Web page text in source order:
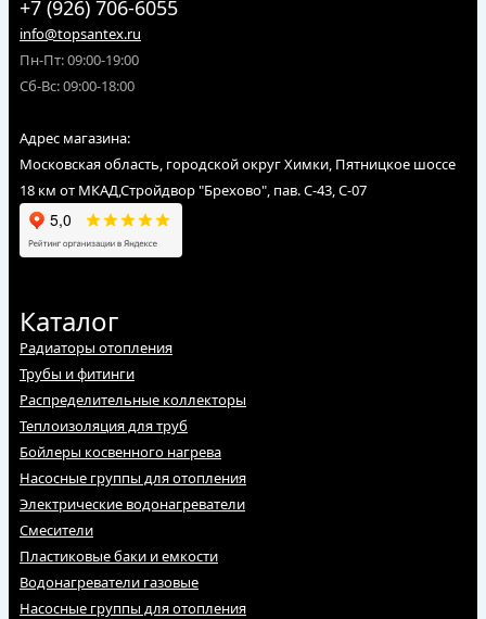
+7 (926) 706-6055
info@topsantex.ru
Пн-Пт: 09:00-19:00
Сб-Вс: 09:00-18:00
Адрес магазина:
Московская область, городской округ Химки, Пятницкое шоссе
18 км от МКАД,Стройдвор "Брехово", пав. С-43, С-07
Каталог
Радиаторы отопления
Трубы и фитинги
Распределительные коллекторы
Теплоизоляция для труб
Бойлеры косвенного нагрева
Насосные группы для отопления
Электрические водонагреватели
Смесители
Пластиковые баки и емкости
Водонагреватели газовые
Насосные группы для отопления